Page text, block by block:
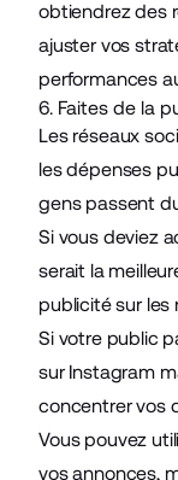
obtiendrez des
ajuster vos
performances
6. Faites de la
Les réseaux
les dépenses
gens passent
Si vous deviez
serait la
publicité sur les
Si votre public
sur Instagram
concentrer vos
Vous pouvez
vos annonces,